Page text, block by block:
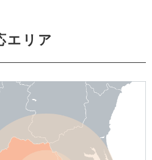
エリア